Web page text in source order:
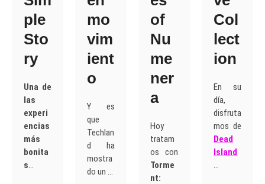
ple
Sto
ry
Una de
las
experi
encias
más
bonita
s…
mo
vim
ient
o
Y es
que
Techlan
d ha
mostra
do un …
of
Nu
me
ner
a
Hoy
tratam
os con
Torme
nt:
Col
lect
ion
En su
día,
disfruta
mos de
Dead
Island
…